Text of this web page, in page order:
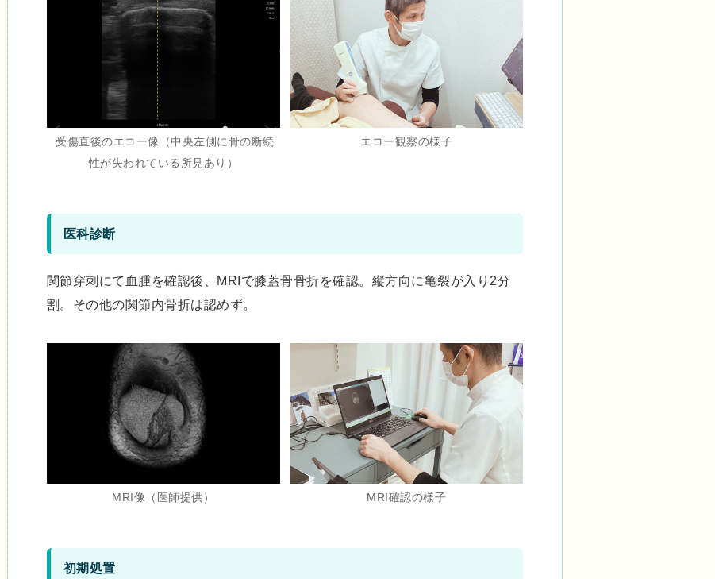
受傷直後のエコー像（中央左側に骨の断続
性が失われている所見あり）
エコー観察の様子
医科診断
関節穿刺にて血腫を確認後、MRIで膝蓋骨骨折を確認。縦方向に亀裂が入り2分
割。その他の関節内骨折は認めず。
MRI像（医師提供） MRI確認の様子
初期処置